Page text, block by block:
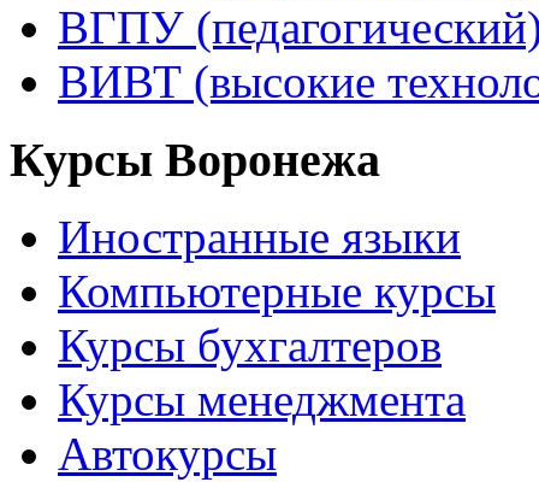
ВГПУ
ВИВТ (высокие
Курсы Воронежа
Иностранные языки
Компьютерные курсы
Курсы бухгалтеров
Курсы менеджмента
Автокурсы